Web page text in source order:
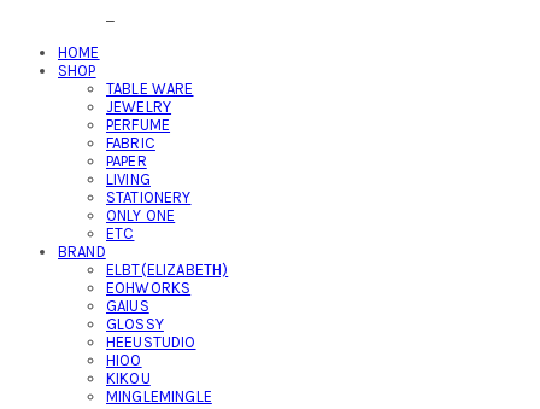
HOME
SHOP
TABLE WARE
JEWELRY
PERFUME
FABRIC
PAPER
LIVING
STATIONERY
ONLY ONE
ETC
BRAND
ELBT(ELIZABETH)
EOHWORKS
GAIUS
GLOSSY
HEEUSTUDIO
HIOO
KIKOU
MINGLEMINGLE